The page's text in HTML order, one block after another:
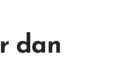
dan